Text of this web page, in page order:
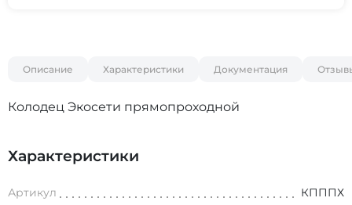
Описание Характеристики Документация
Колодец Экосети прямопроходной
Характеристики
Артикул
КПППХ